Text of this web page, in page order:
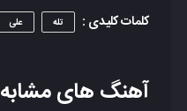
کلمات کلیدی : تله علی
آهنگ های مشابه